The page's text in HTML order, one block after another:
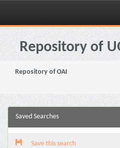
Skip
navigationRepository of
Repository of OAI
Saved Searches
Save this search